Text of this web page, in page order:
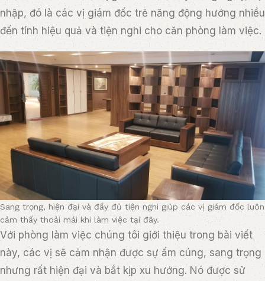
nhập, đó là các vị giám đốc trẻ năng động hướng nhiều
đến tính hiệu quả và tiện nghi cho căn phòng làm việc.
Sang trọng, hiện đại và đầy đủ tiện nghi giúp các vị giám đốc luôn
cảm thấy thoải mái khi làm việc tại đây.
Với phòng làm việc chúng tôi giới thiệu trong bài viết
này, các vị sẽ cảm nhận được sự ấm cúng, sang trọng
nhưng rất hiện đại và bắt kịp xu hướng. Nó được sử